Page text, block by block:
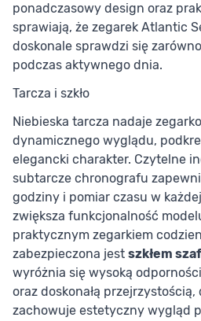
ponadczasowy design oraz
sprawiają, że zegarek Atlantic
doskonale sprawdzi się
podczas aktywnego dnia.
Tarcza i szkło
Niebieska tarcza nadaje
dynamicznego wyglądu,
elegancki charakter. Czytelne
subtarcze chronografu
godziny i pomiar czasu w
zwiększa funkcjonalność
praktycznym zegarkiem
zabezpieczona jest szkłem
wyróżnia się wysoką
oraz doskonałą
zachowuje estetyczny wygląd